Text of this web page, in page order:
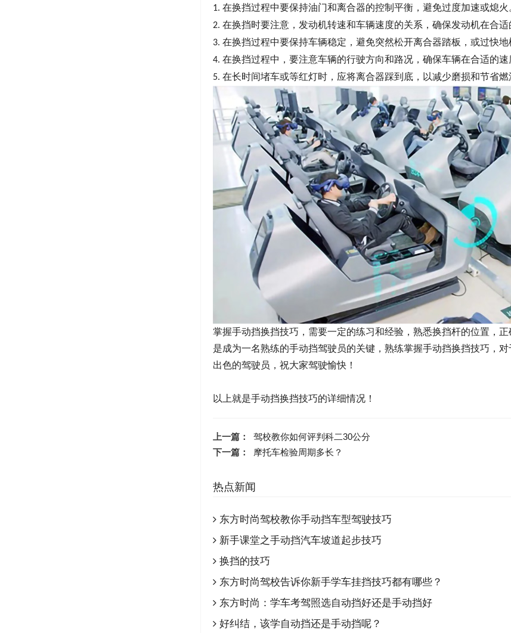
1. 在换挡过程中要保持油门和离合器的控制平衡，避免过度加速或熄火
2. 在换挡时要注意，发动机转速和车辆速度的关系，确保发动机在合适
3. 在换挡过程中要保持车辆稳定，避免突然松开离合器踏板，或过快地
4. 在换挡过程中，要注意车辆的行驶方向和路况，确保车辆在合适的速
5. 在长时间堵车或等红灯时，应将离合器踩到底，以减少磨损和节省燃
掌握手动挡换挡技巧，需要一定的练习和经验，熟悉换挡杆的位置，
是成为一名熟练的手动挡驾驶员的关键，熟练掌握手动挡换挡技巧，
出色的驾驶员，祝大家驾驶愉快！
以上就是手动挡换挡技巧的详细情况！
上一篇：
驾校教你如何评判科二30公分
下一篇：
摩托车检验周期多长？
热点新闻
东方时尚驾校教你手动挡车型驾驶技巧
新手课堂之手动挡汽车坡道起步技巧
换挡的技巧
东方时尚驾校告诉你新手学车挂挡技巧都有哪些？
东方时尚：学车考驾照选自动挡好还是手动挡好
好纠结，该学自动挡还是手动挡呢？